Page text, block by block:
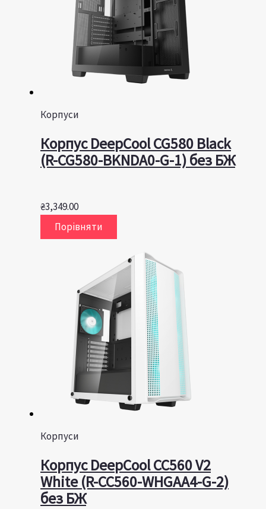
Корпуси
Корпус DeepCool CG580 Black
(R-CG580-BKNDA0-G-1) без БЖ
₴3,349.00
Порівняти
Корпуси
Корпус DeepCool CC560 V2
White (R-CC560-WHGAA4-G-2)
без БЖ